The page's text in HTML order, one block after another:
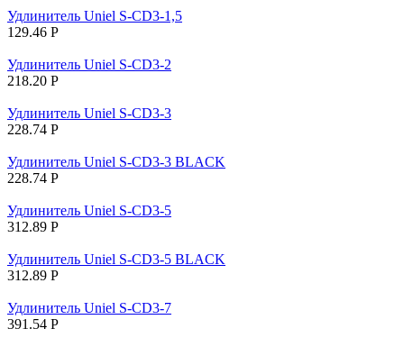
Удлинитель Uniel S-CD3-1,5
129.46 Р
Удлинитель Uniel S-CD3-2
218.20 Р
Удлинитель Uniel S-CD3-3
228.74 Р
Удлинитель Uniel S-CD3-3 BLACK
228.74 Р
Удлинитель Uniel S-CD3-5
312.89 Р
Удлинитель Uniel S-CD3-5 BLACK
312.89 Р
Удлинитель Uniel S-CD3-7
391.54 Р